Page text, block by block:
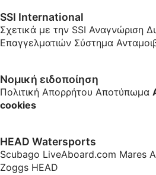
SSI International
Σχετικά με την SSI Αναγνώριση
Επαγγελματιών Σύστημα
Νομική ειδοποίηση
Πολιτική Απορρήτου Αποτύπωμα
cookies
HEAD Watersports
Scubago LiveAboard.com Mares
Zoggs HEAD